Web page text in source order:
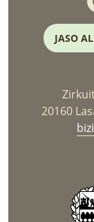
JASO
20160